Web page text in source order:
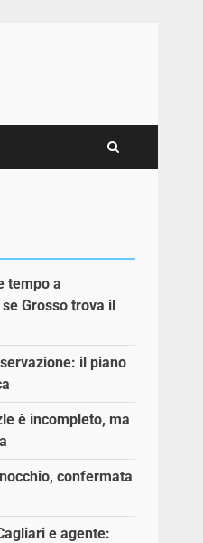
tempo a
Grosso trova il
il piano
è incompleto, ma
confermata
e agente: